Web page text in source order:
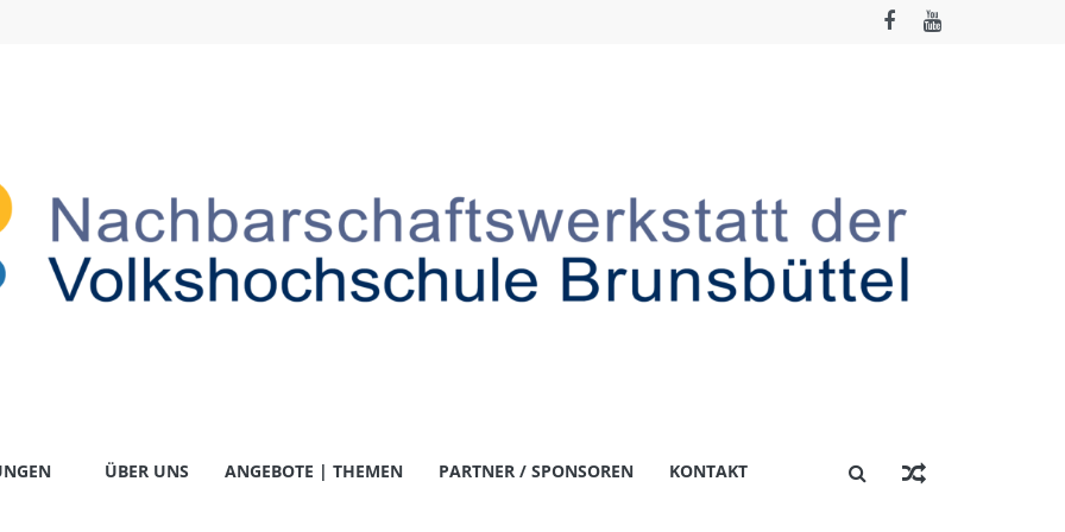
ÜBER UNS ANGEBOTE | THEMEN PARTNER / SPONSOREN KONTAKT